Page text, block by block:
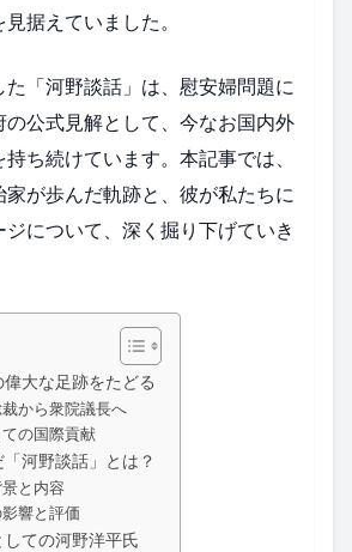
据えていました。
「河野談話」は、慰安婦問題に
公式見解として、今なお国内外
ち続けています。本記事では、
家が歩んだ軌跡と、彼が私たちに
について、深く掘り下げていき
大な足跡をたどる
から衆院議長へ
の国際貢献
河野談話」とは？
と内容
響と評価
ての河野洋平氏